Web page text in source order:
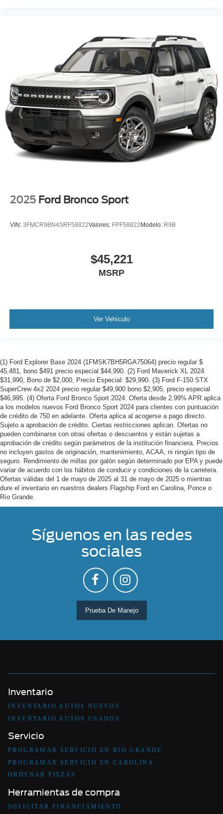
2025 Ford Bronco Sport
VIN: 3FMCR9BN4SRF58822Valores: FPF58822Modelo: R9B
$45,221
MSRP
Ver Vehículo
(1) Ford Explorer Base 2024 (1FMSK7BH5RGA75064) precio regular $
45,481, bono $491 precio especial $44,990. (2) Ford Maverick XL 2024
$31,990, Bono de $2,000, Precio Especial: $29,990. (3) Ford F-150 STX
SuperCrew 4x2 2024 precio regular $49,900 bono $2,905, precio especial
$46,995. (4) Oferta Ford Bronco Sport 2024: Oferta desde 2.99% APR aplica
a los modelos nuevos Ford Bronco Sport 2024 para clientes con puntuación
de crédito de 750 en adelante. Oferta aplica al acogerse a pago directo.
Sujeto a aprobación de crédito. Ciertas restricciones aplican. Ofertas no
pueden combinarse con otras ofertas o descuentos y están sujetas a
aprobación de crédito según parámetros de la institución financiera. Precios
no incluyen gastos de originación, mantenimiento, ACAA, ni ningún tipo de
seguro. Rendimiento de millas por galón según determinado por EPA y puede
variar de acuerdo con los hábitos de conducir y condiciones de la carretera.
Ofertas válidas del 1 de mayo de 2025 al 31 de mayo de 2025 o mientras
dure el inventario en nuestros dealers Flagship Ford en Carolina, Ponce o
Río Grande.
Síguenos en las redes
sociales
Prueba De Manejo
Inventario
INVENTARIO AUTOS NUEVOS
INVENTARIO AUTOS USADOS
Servicio
PROGRAMAR SERVICIO EN RIO GRANDE
PROGRAMAR SERVICIO EN CAROLINA
ORDENAR PIEZAS
Herramientas de compra
SOLICITAR FINANCIAMIENTO